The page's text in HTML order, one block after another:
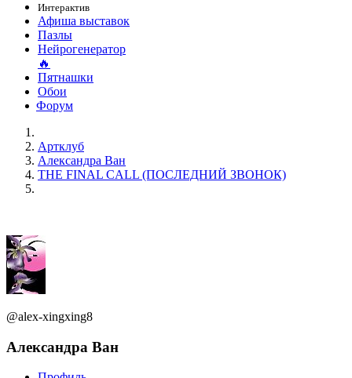
Интерактив
Афиша выставок
Пазлы
Нейрогенератор
🔥
Пятнашки
Обои
Форум
Артклуб
Александра Ван
THE FINAL CALL (ПОСЛЕДНИЙ ЗВОНОК)
@alex-xingxing8
Александра Ван